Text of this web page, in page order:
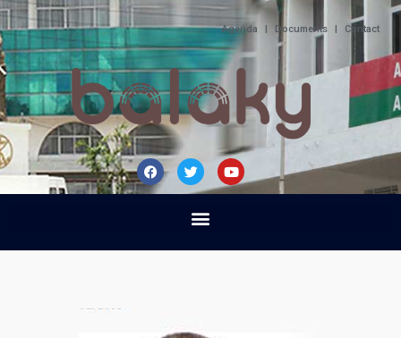
Agenda | Documents | Contact